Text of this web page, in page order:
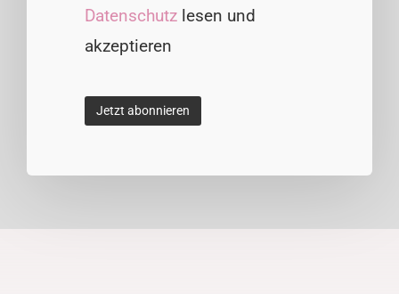
Datenschutz lesen und
akzeptieren